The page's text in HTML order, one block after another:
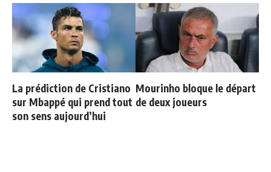
La prédiction de Cristiano
sur Mbappé qui prend tout
son sens aujourd’hui
Mourinho bloque le départ
de deux joueurs